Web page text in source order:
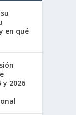
en qué
y 2026